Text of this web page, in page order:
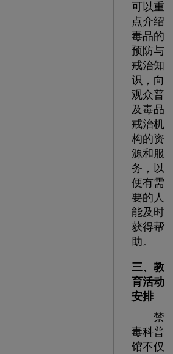
可以重
点介绍
毒品的
预防与
戒治知
识，向
观众普
及毒品
戒治机
构的资
源和服
务，以
便有需
要的人
能及时
获得帮
助。
三、教
育活动
安排
禁
毒科普
馆不仅